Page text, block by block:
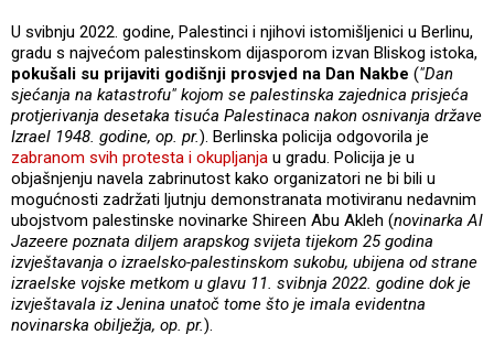
U svibnju 2022. godine, Palestinci i njihovi istomišljenici u Berlinu,
gradu s najvećom palestinskom dijasporom izvan Bliskog istoka,
pokušali su prijaviti godišnji prosvjed na Dan Nakbe ("Dan
sjećanja na katastrofu" kojom se palestinska zajednica prisjeća
protjerivanja desetaka tisuća Palestinaca nakon osnivanja države
Izrael 1948. godine, op. pr.). Berlinska policija odgovorila je
zabranom svih protesta i okupljanja u gradu. Policija je u
objašnjenju navela zabrinutost kako organizatori ne bi bili u
mogućnosti zadržati ljutnju demonstranata motiviranu nedavnim
ubojstvom palestinske novinarke Shireen Abu Akleh (novinarka Al
Jazeere poznata diljem arapskog svijeta tijekom 25 godina
izvještavanja o izraelsko-palestinskom sukobu, ubijena od strane
izraelske vojske metkom u glavu 11. svibnja 2022. godine dok je
izvještavala iz Jenina unatoč tome što je imala evidentna
novinarska obilježja, op. pr.).